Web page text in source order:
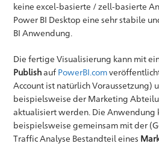
keine excel-basierte / zell-basierte
Power BI Desktop eine sehr stabile
BI Anwendung.
Die fertige Visualisierung kann mit
Publishauf PowerBI.com
Account ist natürlich Voraussetzung)
beispielsweise der Marketing
aktualisiert werden. Die Anwendung
beispielsweise gemeinsam mit der
Traffic Analyse Bestandteil eines